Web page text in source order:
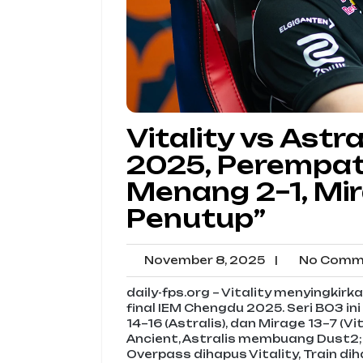
Vitality vs
2025,
Menang 2–1,
Penutup”
November 8, 2025November
8,
2025
| No
daily-fps.org – Vitality
final IEM Chengdu 2025. Seri BO3
14–16 (Astralis), dan Mirage 13–7
Ancient, Astralis membuang
Overpass dihapus Vitality, Train